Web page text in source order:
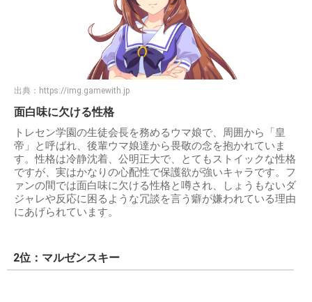
出典： https://img.gamewith.jp
面白味に欠ける性格
トレセン学園の生徒会長を務めるウマ娘で、周囲から「皇
帝」と呼ばれ、後輩ウマ娘達から畏敬の念を抱かれていま
す。性格は冷静沈着、公明正大で、とてもストイックな性格
ですが、実はかなりの心配性で保護欲が強いキャラです。フ
ァンの間では面白味に欠ける性格と噂され、しょうもないダ
ジャレや反応に困るような冗談を言う癖が嫌われている理由
にあげられています。
2位：マルゼンスキー